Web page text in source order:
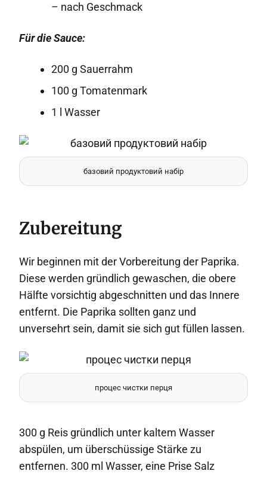
– nach Geschmack
Für die Sauce:
200 g Sauerrahm
100 g Tomatenmark
1 l Wasser
базовий продуктовий набір
Zubereitung
Wir beginnen mit der Vorbereitung der Paprika.
Diese werden gründlich gewaschen, die obere
Hälfte vorsichtig abgeschnitten und das Innere
entfernt. Die Paprika sollten ganz und
unversehrt sein, damit sie sich gut füllen lassen.
процес чистки перця
300 g Reis gründlich unter kaltem Wasser
abspülen, um überschüssige Stärke zu
entfernen. 300 ml Wasser, eine Prise Salz